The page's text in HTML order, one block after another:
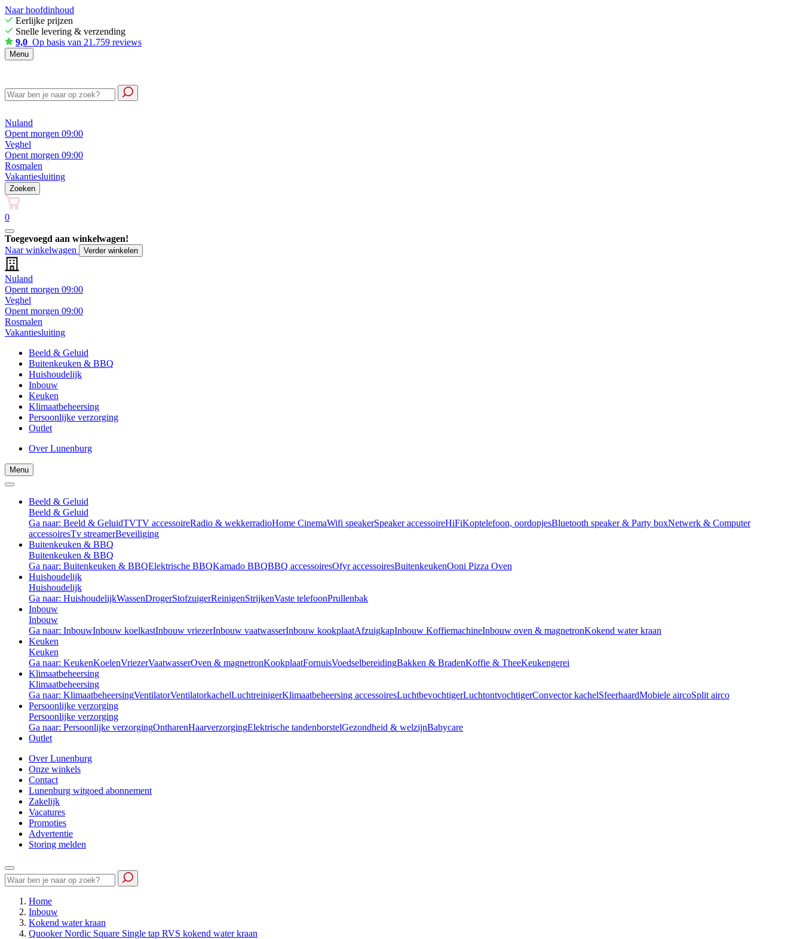
Naar hoofdinhoud
Eerlijke prijzen
Snelle levering & verzending
9,0 Op basis van 21.759 reviews
Menu
Nuland
Opent morgen 09:00
Veghel
Opent morgen 09:00
Rosmalen
Vakantiesluiting
Zoeken
0
Toegevoegd aan winkelwagen!
Naar winkelwagen
Verder winkelen
Nuland
Opent morgen 09:00
Veghel
Opent morgen 09:00
Rosmalen
Vakantiesluiting
Beeld & Geluid
Buitenkeuken & BBQ
Huishoudelijk
Inbouw
Keuken
Klimaatbeheersing
Persoonlijke verzorging
Outlet
Over Lunenburg
Menu
Beeld & Geluid
Beeld & Geluid
Ga naar: Beeld & GeluidTVTV accessoireRadio & wekkerradioHome CinemaWifi speakerSpeaker accessoireHiFiKoptelefoon, oordopjesBluetooth speaker & Party boxNetwerk & Computer
accessoiresTv streamerBeveiliging
Buitenkeuken & BBQ
Buitenkeuken & BBQ
Ga naar: Buitenkeuken & BBQElektrische BBQKamado BBQBBQ accessoiresOfyr accessoiresBuitenkeukenOoni Pizza Oven
Huishoudelijk
Huishoudelijk
Ga naar: HuishoudelijkWassenDrogerStofzuigerReinigenStrijkenVaste telefoonPrullenbak
Inbouw
Inbouw
Ga naar: InbouwInbouw koelkastInbouw vriezerInbouw vaatwasserInbouw kookplaatAfzuigkapInbouw KoffiemachineInbouw oven & magnetronKokend water kraan
Keuken
Keuken
Ga naar: KeukenKoelenVriezerVaatwasserOven & magnetronKookplaatFornuisVoedselbereidingBakken & BradenKoffie & TheeKeukengerei
Klimaatbeheersing
Klimaatbeheersing
Ga naar: KlimaatbeheersingVentilatorVentilatorkachelLuchtreinigerKlimaatbeheersing accessoiresLuchtbevochtigerLuchtontvochtigerConvector kachelSfeerhaardMobiele aircoSplit airco
Persoonlijke verzorging
Persoonlijke verzorging
Ga naar: Persoonlijke verzorgingOntharenHaarverzorgingElektrische tandenborstelGezondheid & welzijnBabycare
Outlet
Over Lunenburg
Onze winkels
Contact
Lunenburg witgoed abonnement
Zakelijk
Vacatures
Promoties
Advertentie
Storing melden
Home
Inbouw
Kokend water kraan
Quooker Nordic Square Single tap RVS kokend water kraan